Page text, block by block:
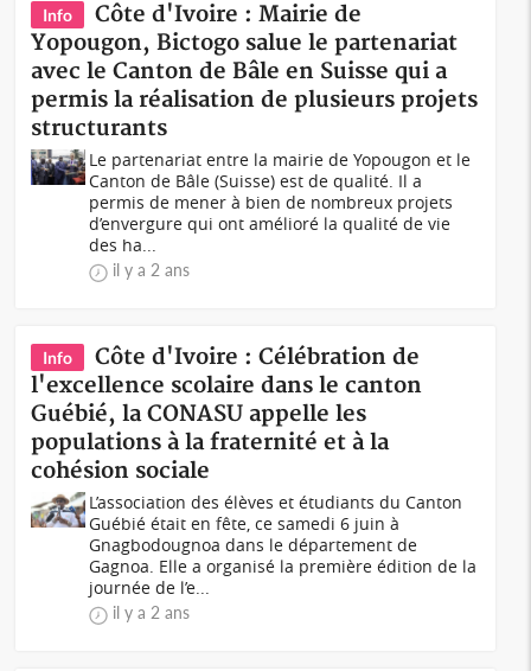
Info
Côte d'Ivoire : Mairie de
Yopougon, Bictogo salue le partenariat
avec le Canton de Bâle en Suisse qui a
permis la réalisation de plusieurs projets
structurants
Le partenariat entre la mairie de Yopougon et le
Canton de Bâle (Suisse) est de qualité. Il a
permis de mener à bien de nombreux projets
d’envergure qui ont amélioré la qualité de vie
des ha...
il y a 2 ans
Info
Côte d'Ivoire : Célébration de
l'excellence scolaire dans le canton
Guébié, la CONASU appelle les
populations à la fraternité et à la
cohésion sociale
L’association des élèves et étudiants du Canton
Guébié était en fête, ce samedi 6 juin à
Gnagbodougnoa dans le département de
Gagnoa. Elle a organisé la première édition de la
journée de l’e...
il y a 2 ans